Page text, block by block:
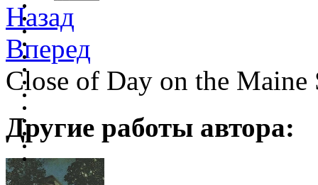
Назад
Вперед
Close of Day on the Maine
Другие работы автора: